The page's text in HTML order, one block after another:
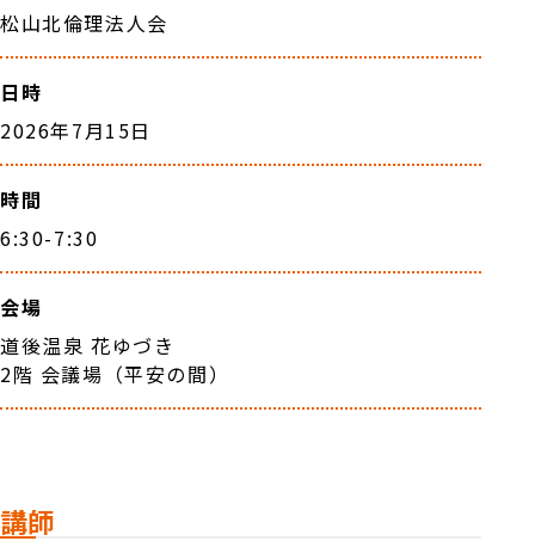
松山北倫理法人会
日時
2026年7月15日
時間
6:30-7:30
会場
道後温泉 花ゆづき
2階 会議場（平安の間）
講師